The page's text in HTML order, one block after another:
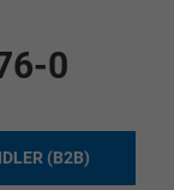
0
(B2B)